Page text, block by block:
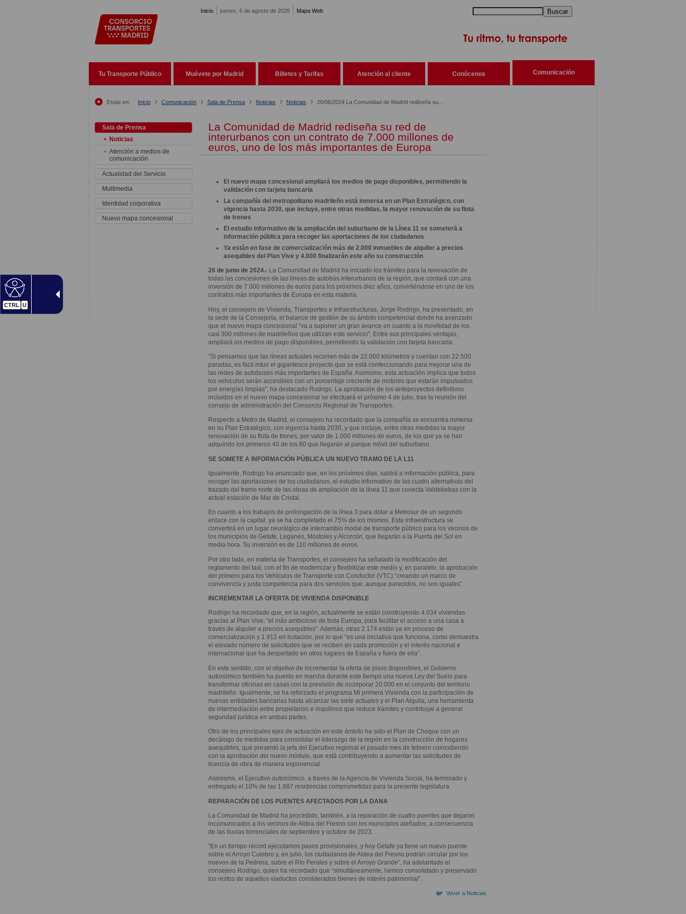
CTRL U
Inicio jueves, 6 de agosto de 2026 Mapa Web Buscar
Tu Transporte Público Muévete por Madrid Billetes y Tarifas Atención al cliente Conócenos Comunicación
Estás en: Inicio Comunicación Sala de Prensa Noticias Noticias
Sala de Prensa
Noticias
Atención a medios de
comunicación
Actualidad del Servicio
Multimedia
Identidad corporativa
Nuevo mapa concesional
La Comunidad de Madrid rediseña su red de
interurbanos con un contrato de 7.000 millones de
euros, uno de los más importantes de Europa
El nuevo mapa concesional ampliará los medios de pago disponibles, permitiendo la
validación con tarjeta bancaria
La compañía del metropolitano madrileño está inmersa en un Plan Estratégico, con
vigencia hasta 2030, que incluye, entre otras medidas, la mayor renovación de su flota
de trenes
El estudio informativo de la ampliación del suburbano de la Línea 11 se someterá a
información pública para recoger las aportaciones de los ciudadanos
Ya están en fase de comercialización más de 2.000 inmuebles de alquiler a precios
asequibles del Plan Vive y 4.000 finalizarán este año su construcción
26 de junio de 2024.-La Comunidad de Madrid ha iniciado los trámites para la renovación de
todas las concesiones de las líneas de autobús interurbanos de la región, que contará con una
inversión de 7.000 millones de euros para los próximos diez años, convirtiéndose en uno de los
contratos más importantes de Europa en esta materia.
Hoy, el consejero de Vivienda, Transportes e Infraestructuras, Jorge Rodrigo, ha presentado, en
la sede de la Consejería, el balance de gestión de su ámbito competencial donde ha avanzado
que el nuevo mapa concesional “va a suponer un gran avance en cuanto a la movilidad de los
casi 300 millones de madrileños que utilizan este servicio”. Entre sus principales ventajas,
ampliará los medios de pago disponibles, permitiendo la validación con tarjeta bancaria.
“Si pensamos que las líneas actuales recorren más de 22.000 kilómetros y cuentan con 22.500
paradas, es fácil intuir el gigantesco proyecto que se está confeccionando para mejorar una de
las redes de autobuses más importantes de España. Asimismo, esta actuación implica que todos
los vehículos serán accesibles con un porcentaje creciente de motores que estarán impulsados
por energías limpias”, ha destacado Rodrigo. La aprobación de los anteproyectos definitivos
incluidos en el nuevo mapa concesional se efectuará el próximo 4 de julio, tras la reunión del
consejo de administración del Consorcio Regional de Transportes.
Respecto a Metro de Madrid, el consejero ha recordado que la compañía se encuentra inmersa
en su Plan Estratégico, con vigencia hasta 2030, y que incluye, entre otras medidas la mayor
renovación de su flota de trenes, por valor de 1.000 millones de euros, de los que ya se han
adquirido los primeros 40 de los 80 que llegarán al parque móvil del suburbano.
SE SOMETE A INFORMACIÓN PÚBLICA UN NUEVO TRAMO DE LA L11
Igualmente, Rodrigo ha anunciado que, en los próximos días, saldrá a información pública, para
recoger las aportaciones de los ciudadanos, el estudio informativo de las cuatro alternativas del
trazado del tramo norte de las obras de ampliación de la línea 11 que conecta Valdebebas con la
actual estación de Mar de Cristal.
En cuanto a los trabajos de prolongación de la línea 3 para dotar a Metrosur de un segundo
enlace con la capital, ya se ha completado el 75% de los mismos. Esta infraestructura se
convertirá en un lugar neurálgico de intercambio modal de transporte público para los vecinos de
los municipios de Getafe, Leganés, Móstoles y Alcorcón, que llegarán a la Puerta del Sol en
media hora. Su inversión es de 110 millones de euros.
Por otro lado, en materia de Transportes, el consejero ha señalado la modificación del
reglamento del taxi, con el fin de modernizar y flexibilizar este medio y, en paralelo, la aprobación
del primero para los Vehículos de Transporte con Conductor (VTC) “creando un marco de
convivencia y justa competencia para dos servicios que, aunque parecidos, no son iguales”.
INCREMENTAR LA OFERTA DE VIVIENDA DISPONIBLE
Rodrigo ha recordado que, en la región, actualmente se están construyendo 4.034 viviendas
gracias al Plan Vive, “el más ambicioso de toda Europa, para facilitar el acceso a una casa a
través de alquiler a precios asequibles”. Además, otras 2.174 están ya en proceso de
comercialización y 1.912 en licitación, por lo que “es una iniciativa que funciona, como demuestra
el elevado número de solicitudes que se reciben en cada promoción y el interés nacional e
internacional que ha despertado en otros lugares de España y fuera de ella”.
En este sentido, con el objetivo de incrementar la oferta de pisos disponibles, el Gobierno
autonómico también ha puesto en marcha durante este tiempo una nueva Ley del Suelo para
transformar oficinas en casas con la previsión de incorporar 20.000 en el conjunto del territorio
madrileño. Igualmente, se ha reforzado el programa Mi primera Vivienda con la participación de
nuevas entidades bancarias hasta alcanzar las siete actuales y el Plan Alquila, una herramienta
de intermediación entre propietarios e inquilinos que reduce trámites y contribuye a generar
seguridad jurídica en ambas partes.
Otro de los principales ejes de actuación en este ámbito ha sido el Plan de Choque con un
decálogo de medidas para consolidar el liderazgo de la región en la construcción de hogares
asequibles, que presentó la jefa del Ejecutivo regional el pasado mes de febrero coincidiendo
con la aprobación del nuevo módulo, que está contribuyendo a aumentar las solicitudes de
licencia de obra de manera exponencial.
Asimismo, el Ejecutivo autonómico, a través de la Agencia de Vivienda Social, ha terminado y
entregado el 10% de las 1.687 residencias comprometidas para la presente legislatura.
REPARACIÓN DE LOS PUENTES AFECTADOS POR LA DANA
La Comunidad de Madrid ha procedido, también, a la reparación de cuatro puentes que dejaron
incomunicados a los vecinos de Aldea del Fresno con los municipios aleñados, a consecuencia
de las lluvias torrenciales de septiembre y octubre de 2023.
“En un tiempo récord ejecutamos pasos provisionales, y hoy Getafe ya tiene un nuevo puente
sobre el Arroyo Culebro y, en julio, los ciudadanos de Aldea del Fresno podrán circular por los
nuevos de la Pedrera, sobre el Río Perales y sobre el Arroyo Grande”, ha adelantado el
consejero Rodrigo, quien ha recordado que “simultáneamente, hemos consolidado y preservado
los restos de aquellos viaductos considerados bienes de interés patrimonial”.
Vover a Noticias